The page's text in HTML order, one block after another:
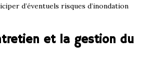
d’éventuels risques d’inondation
et la gestion du